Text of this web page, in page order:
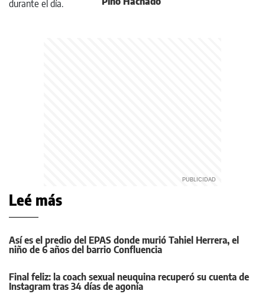
Leé más
Así es el predio del EPAS donde murió Tahiel Herrera, el
niño de 6 años del barrio Confluencia
Final feliz: la coach sexual neuquina recuperó su cuenta de
Instagram tras 34 días de agonía